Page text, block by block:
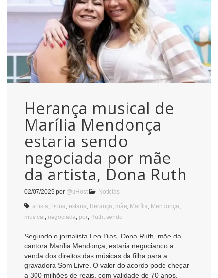
Herança musical de
Marília Mendonça
estaria sendo
negociada por mãe
da artista, Dona Ruth
02/07/2025 por @uHost Notícias
artista Dona estaria Herança mãe Marília Mendonça
musical negociada por Ruth sendo
Segundo o jornalista Leo Dias, Dona Ruth, mãe da
cantora Marília Mendonça, estaria negociando a
venda dos direitos das músicas da filha para a
gravadora Som Livre. O valor do acordo pode chegar
a 300 milhões de reais, com validade de 70 anos.